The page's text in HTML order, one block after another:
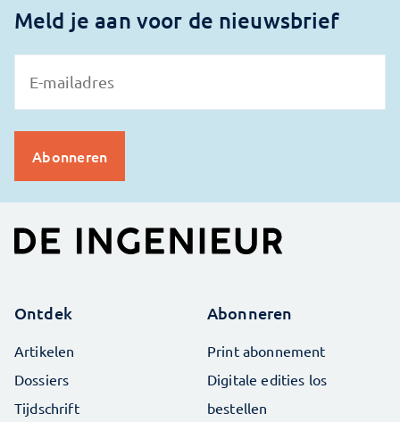
Meld je aan voor de nieuwsbrief
Ontdek
Artikelen
Dossiers
Tijdschrift
Abonneren
Print abonnement
Digitale edities los
bestellen